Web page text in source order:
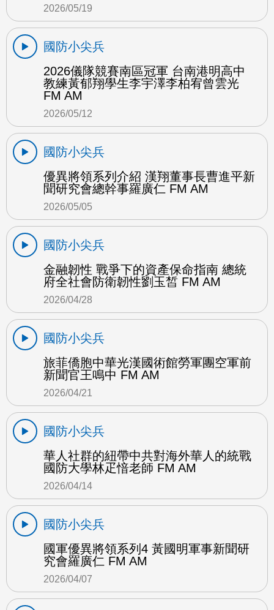
2026/05/19
國防小尖兵
2026儀隊競賽南區冠軍 台南港明高中
教練黃郁翔學生李宇澤李柏宥曾雲光
FM AM
2026/05/12
國防小尖兵
優異將領系列介紹 漢翔董事長曹進平新
聞研究會總幹事羅廣仁 FM AM
2026/05/05
國防小尖兵
金融韌性 戰爭下的資產保命指南 總統
府全社會防衛韌性劉玉皙 FM AM
2026/04/28
國防小尖兵
旅菲僑胞中華光漢國術館勞軍團空軍前
新聞官王鳴中 FM AM
2026/04/21
國防小尖兵
華人社群的紐帶中共對海外華人的統戰
國防大學林疋愔老師 FM AM
2026/04/14
國防小尖兵
國軍優異將領系列4 黃國明軍事新聞研
究會羅廣仁 FM AM
2026/04/07